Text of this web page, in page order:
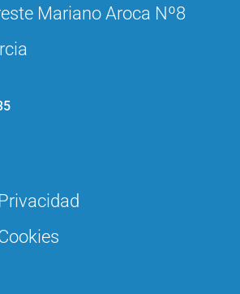
Mariano Aroca Nº8